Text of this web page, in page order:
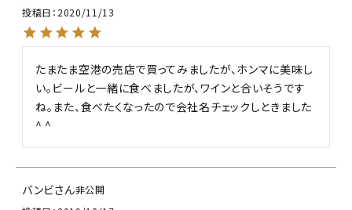
投稿日 2020/11/13
たまたま空港の売店で買ってみましたが、ホンマに美味し
い。ビールと一緒に食べましたが、ワインと合いそうです
ね。また、食べたくなったので会社名チェックしときました
^ ^
バンビ
非公開